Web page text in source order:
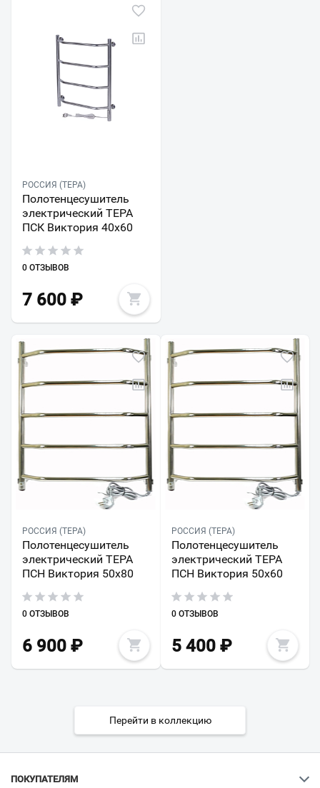
РОССИЯ (ТЕРА)
Полотенцесушитель
электрический ТЕРА
ПСК Виктория 40х60
0 ОТЗЫВОВ
7 600 ₽
РОССИЯ (ТЕРА)
Полотенцесушитель
электрический ТЕРА
ПСН Виктория 50х80
0 ОТЗЫВОВ
6 900 ₽
РОССИЯ (ТЕРА)
Полотенцесушитель
электрический ТЕРА
ПСН Виктория 50x60
0 ОТЗЫВОВ
5 400₽
Перейти в коллекцию
ПОКУПАТЕЛЯМ